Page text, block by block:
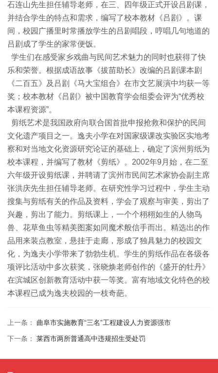
石连山先生担任辅导老师，在三、四年级正式开设吕剧课，
并结合学生的特点和需求，编写了校本教材《吕剧》。课
间，校园广播里时常播放学生的吕剧唱段，哼唱几句地道的
吕剧成了学生的家常便饭。
学生们在感受家乡戏曲与民间艺术魅力的同时也获得了快
乐和荣誉。根据成语故事《拔苗助长》改编的吕剧课本剧
《二百五》及吕剧《马大宝组合》在市文艺展演中均获一等
奖；校本教材《吕剧》被中国教育学会组委会评为“优秀校
本课程资源”。
剪纸艺术是我国政府向联合国首批申报抢救和保护的民间
文化遗产项目之一。逸夫小学在对国家级课改实验区实地考
察和对当地文化资源研究论证的基础上，确定了滨州剪纸为
校本课程，并编写了教材《剪纸》。2002年9月始，在二至
六年级开设剪纸课，并聘请了滨州市民间艺术家协会副主席
张洪庆先生担任辅导老师。在研究性学习过程中，学生主动
搜集与剪纸有关的作品及资料，学会了观察与审美，剪出了
兴趣，剪出了能力。剪纸课上，一个个栩栩如生的人物鸟
兽、花草鱼虫等精美图案如同魔术般信手而出。精选出的作
品用来装点教室，悬挂于走廊，形成了独具魅力的校园文
化，为逸夫小学带来了勃勃生机。学生的剪纸作品在各级各
项评比活动中多次获奖，张晓焕老师创作的《盛开的牡丹》
在滨城区创新教育活动中获一等奖。富有地域文化特色的校
本课程已成为逸夫校园的一枝奇葩。
上一条： 曲阜市实施教育“三名”工程建设人力资源强市
下一条： 莱西市两所普通高中违规招生受处罚